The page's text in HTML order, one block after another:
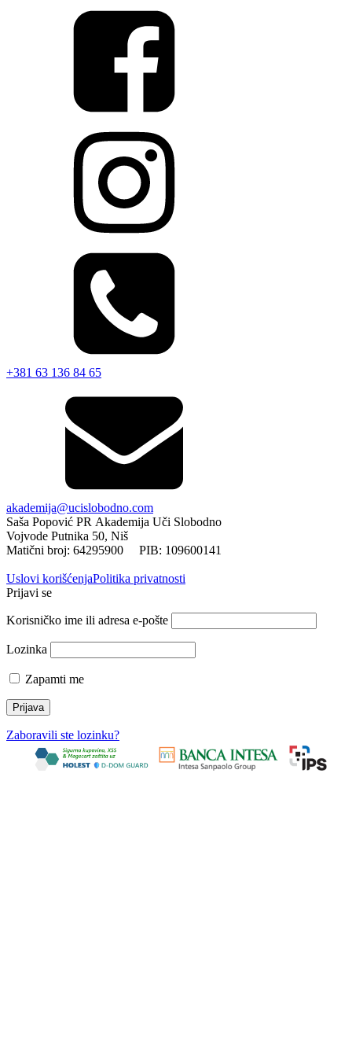
+381 63 136 84 65
akademija@ucislobodno.com
Saša Popović PR Akademija Uči Slobodno
Vojvode Putnika 50, Niš
Matični broj: 64295900 PIB: 109600141
Uslovi korišćenjaPolitika privatnosti
Prijavi se
Korisničko ime ili adresa e-pošte
Lozinka
Zapamti me
Zaboravili ste lozinku?